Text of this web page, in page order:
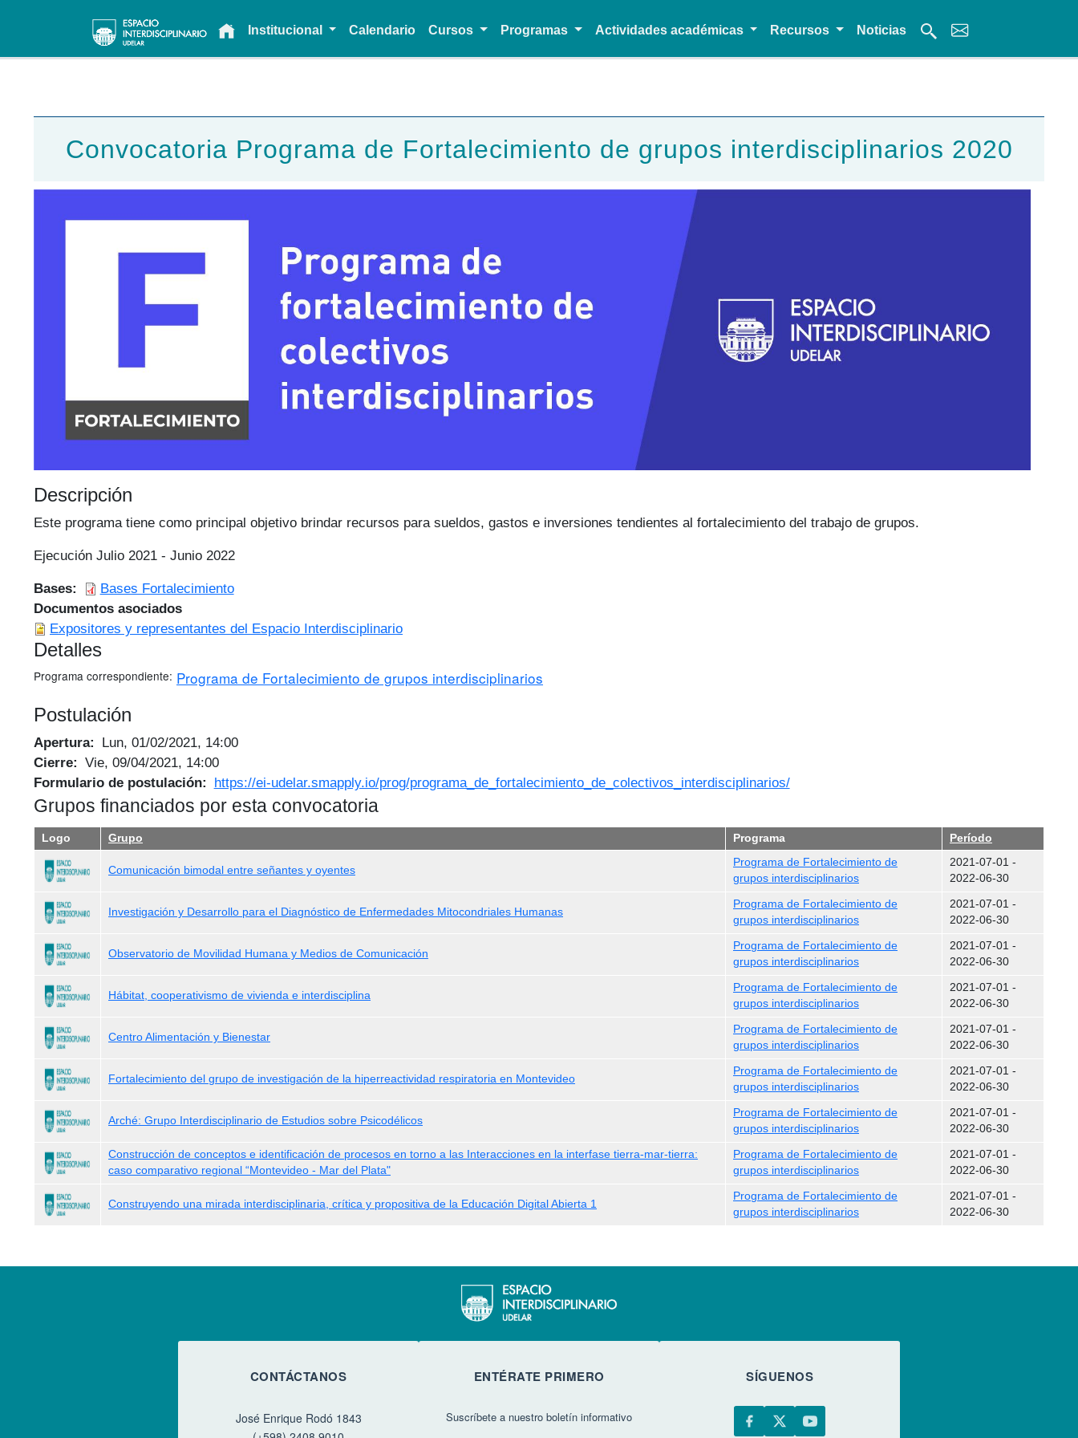
Main navigationInstitucional Calendario Cursos Programas Actividades académicas Recursos Noticias
Convocatoria Programa de Fortalecimiento de grupos interdisciplinarios 2020
Descripción
Este programa tiene como principal objetivo brindar recursos para sueldos, gastos e inversiones tendientes al fortalecimiento del trabajo de grupos.
Ejecución Julio 2021 - Junio 2022
Bases
Bases Fortalecimiento
Documentos asociados
Expositores y representantes del Espacio Interdisciplinario
Detalles
Programa correspondiente Programa de Fortalecimiento de grupos interdisciplinarios
Postulación
Apertura
Lun, 01/02/2021, 14:00
Cierre
Vie, 09/04/2021, 14:00
Formulario de postulación
https://ei-udelar.smapply.io/prog/programa_de_fortalecimiento_de_colectivos_interdisciplinarios/
Grupos financiados por esta convocatoria
Logo Grupo Programa Período
Comunicación bimodal entre señantes y oyentes
Programa de Fortalecimiento de
grupos interdisciplinarios
2021-07-01 -
2022-06-30
Investigación y Desarrollo para el Diagnóstico de Enfermedades Mitocondriales Humanas
Programa de Fortalecimiento de
grupos interdisciplinarios
2021-07-01 -
2022-06-30
Observatorio de Movilidad Humana y Medios de Comunicación
Programa de Fortalecimiento de
grupos interdisciplinarios
2021-07-01 -
2022-06-30
Hábitat, cooperativismo de vivienda e interdisciplina
Programa de Fortalecimiento de
grupos interdisciplinarios
2021-07-01 -
2022-06-30
Centro Alimentación y Bienestar
Programa de Fortalecimiento de
grupos interdisciplinarios
2021-07-01 -
2022-06-30
Fortalecimiento del grupo de investigación de la hiperreactividad respiratoria en Montevideo
Programa de Fortalecimiento de
grupos interdisciplinarios
2021-07-01 -
2022-06-30
Arché: Grupo Interdisciplinario de Estudios sobre Psicodélicos
Programa de Fortalecimiento de
grupos interdisciplinarios
2021-07-01 -
2022-06-30
Construcción de conceptos e identificación de procesos en torno a las Interacciones en la interfase tierra-mar-tierra:
caso comparativo regional “Montevideo - Mar del Plata"
Programa de Fortalecimiento de
grupos interdisciplinarios
2021-07-01 -
2022-06-30
Construyendo una mirada interdisciplinaria, crítica y propositiva de la Educación Digital Abierta 1
Programa de Fortalecimiento de
grupos interdisciplinarios
2021-07-01 -
2022-06-30
CONTÁCTANOS
José Enrique Rodó 1843
ENTÉRATE PRIMERO
Suscríbete a nuestro boletín informativo
SÍGUENOS